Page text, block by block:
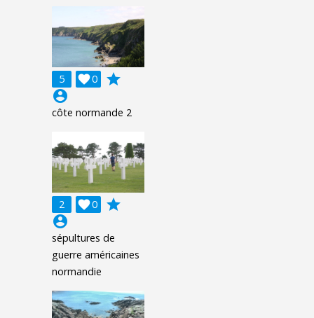
5 0

grade
account_circle
côte normande 2
2 0

grade
account_circle
sépultures de
guerre américaines
normandie